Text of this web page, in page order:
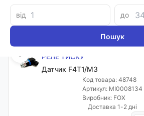
від до
1594.84 грн -
РЕЛЕ ТИСКУ
Датчик F4T1/M3
Код товара: 48748
Артикул: MI0008134
Виробник: FOX
Доставка 1-2 дні